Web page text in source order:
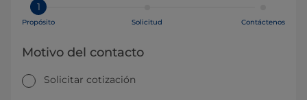
1
Propósito Solicitud Contáctenos
Motivo del contacto
Solicitar cotización